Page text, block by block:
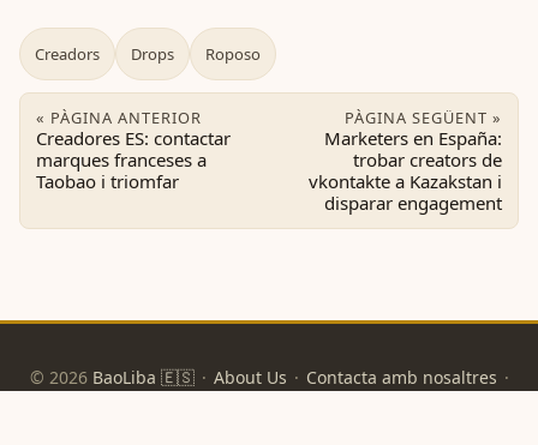
Creadors Drops Roposo
« PÀGINA ANTERIOR
Creadores ES: contactar
marques franceses a
Taobao i triomfar
PÀGINA SEGÜENT »
Marketers en España:
trobar creators de
vkontakte a Kazakstan i
disparar engagement
© 2026 BaoLiba 🇪🇸 · About Us · Contacta amb nosaltres ·